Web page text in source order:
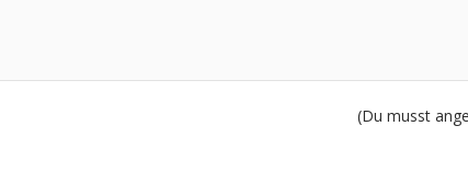
(Du musst